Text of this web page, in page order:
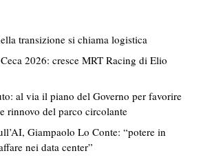
transizione si chiama logistica
2026: cresce MRT Racing di Elio
al via il piano del Governo per favorire
rinnovo del parco circolante
Giampaolo Lo Conte: “potere in
nei data center”